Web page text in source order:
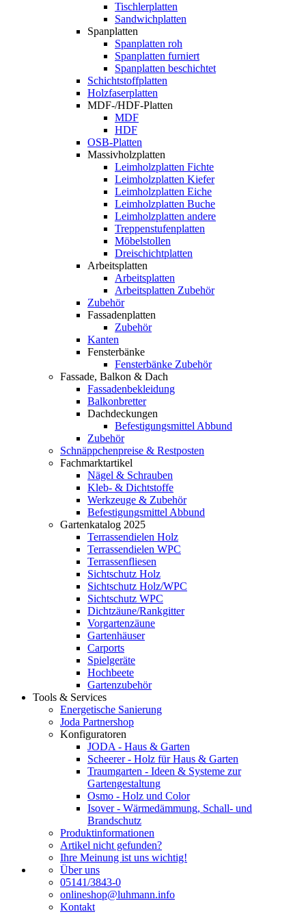
Tischlerplatten
Sandwichplatten
Spanplatten
Spanplatten roh
Spanplatten furniert
Spanplatten beschichtet
Schichtstoffplatten
Holzfaserplatten
MDF-/HDF-Platten
MDF
HDF
OSB-Platten
Massivholzplatten
Leimholzplatten Fichte
Leimholzplatten Kiefer
Leimholzplatten Eiche
Leimholzplatten Buche
Leimholzplatten andere
Treppenstufenplatten
Möbelstollen
Dreischichtplatten
Arbeitsplatten
Arbeitsplatten
Arbeitsplatten Zubehör
Zubehör
Fassadenplatten
Zubehör
Kanten
Fensterbänke
Fensterbänke Zubehör
Fassade, Balkon & Dach
Fassadenbekleidung
Balkonbretter
Dachdeckungen
Befestigungsmittel Abbund
Zubehör
Schnäppchenpreise & Restposten
Fachmarktartikel
Nägel & Schrauben
Kleb- & Dichtstoffe
Werkzeuge & Zubehör
Befestigungsmittel Abbund
Gartenkatalog 2025
Terrassendielen Holz
Terrassendielen WPC
Terrassenfliesen
Sichtschutz Holz
Sichtschutz Holz/WPC
Sichtschutz WPC
Dichtzäune/Rankgitter
Vorgartenzäune
Gartenhäuser
Carports
Spielgeräte
Hochbeete
Gartenzubehör
Tools & Services
Energetische Sanierung
Joda Partnershop
Konfiguratoren
JODA - Haus & Garten
Scheerer - Holz für Haus & Garten
Traumgarten - Ideen & Systeme zur
Gartengestaltung
Osmo - Holz und Color
Isover - Wärmedämmung, Schall- und
Brandschutz
Produktinformationen
Artikel nicht gefunden?
Ihre Meinung ist uns wichtig!
Über uns
05141/3843-0
onlineshop@luhmann.info
Kontakt